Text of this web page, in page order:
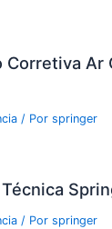
Corretiva Ar
/ Porspringer
/ Porspringer